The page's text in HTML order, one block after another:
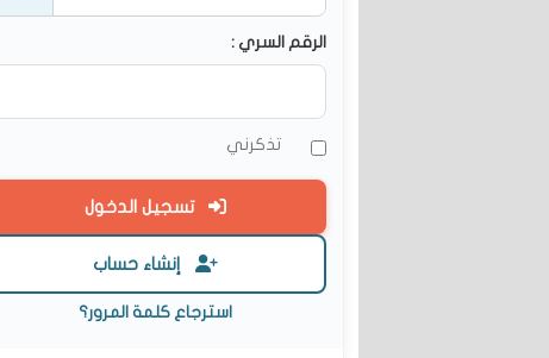
الرقم السري :
تذكرني
تسجيل الدخول
إنشاء حساب
استرجاع كلمة المرور؟